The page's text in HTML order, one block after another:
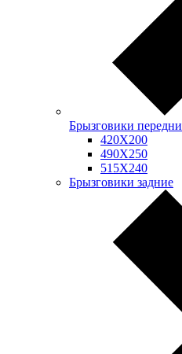
Брызговики передни
420Х200
490Х250
515Х240
Брызговики задние